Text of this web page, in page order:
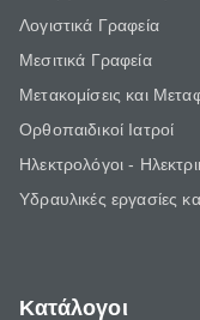
Λογιστικά Γραφεία
Μεσιτικά Γραφεία
Μετακομίσεις και
Ορθοπαιδικοί Ιατροί
Ηλεκτρολόγοι -
Υδραυλικές εργασίες
Κατάλογοι